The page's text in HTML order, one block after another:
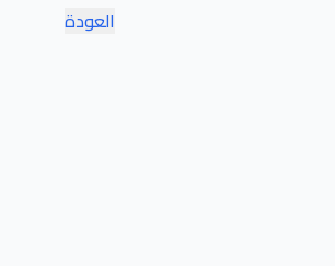
العودة